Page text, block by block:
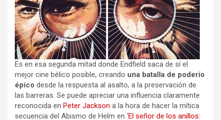
Es en esa segunda mitad donde Endfield saca de sí el
mejor cine bélico posible, creando una batalla de poderío
épico desde la respuesta al asalto, a la preservación de
las barreras. Se puede apreciar una influencia claramente
reconocida en Peter Jackson a la hora de hacer la mítica
secuencia del Abismo de Helm en ‘El señor de los anillos: